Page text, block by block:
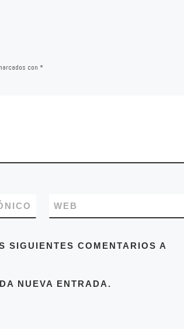
con *
WEB
SIGUIENTES COMENTARIOS A
NUEVA ENTRADA.